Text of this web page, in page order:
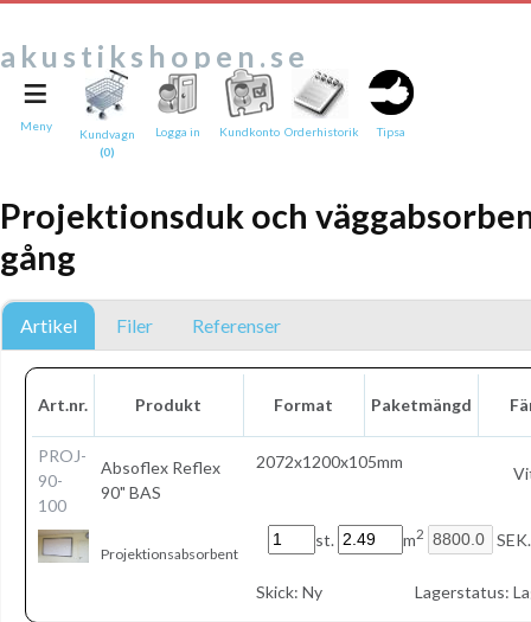
akustikshopen.se
Projektionsduk och
gång
Artikel Filer Referenser
Art.nr. Produkt Format Paketmängd
PROJ-
90-
100
AbsoflexReflex
90" BAS
2072x1200x105mm
st. m2 SEK.
Skick: Ny Lagerstatus:
Projektionsabsorbent
≡
Meny
Kundvagn
(0)
Logga in Kundkonto Orderhistorik Tipsa
Tipsa en vän:
e-post*
Text
Länken ovan kommer att bakas in i ditt tips!